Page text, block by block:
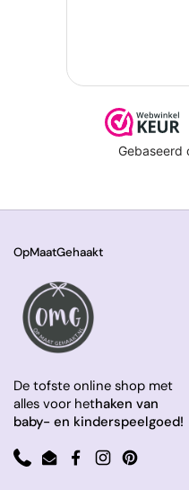
OpMaatGehaakt
De tofste online shop met
alles voor hethaken van
baby- en kinderspeelgoed!
PhoneEmailFacebook
InstagramPinterest